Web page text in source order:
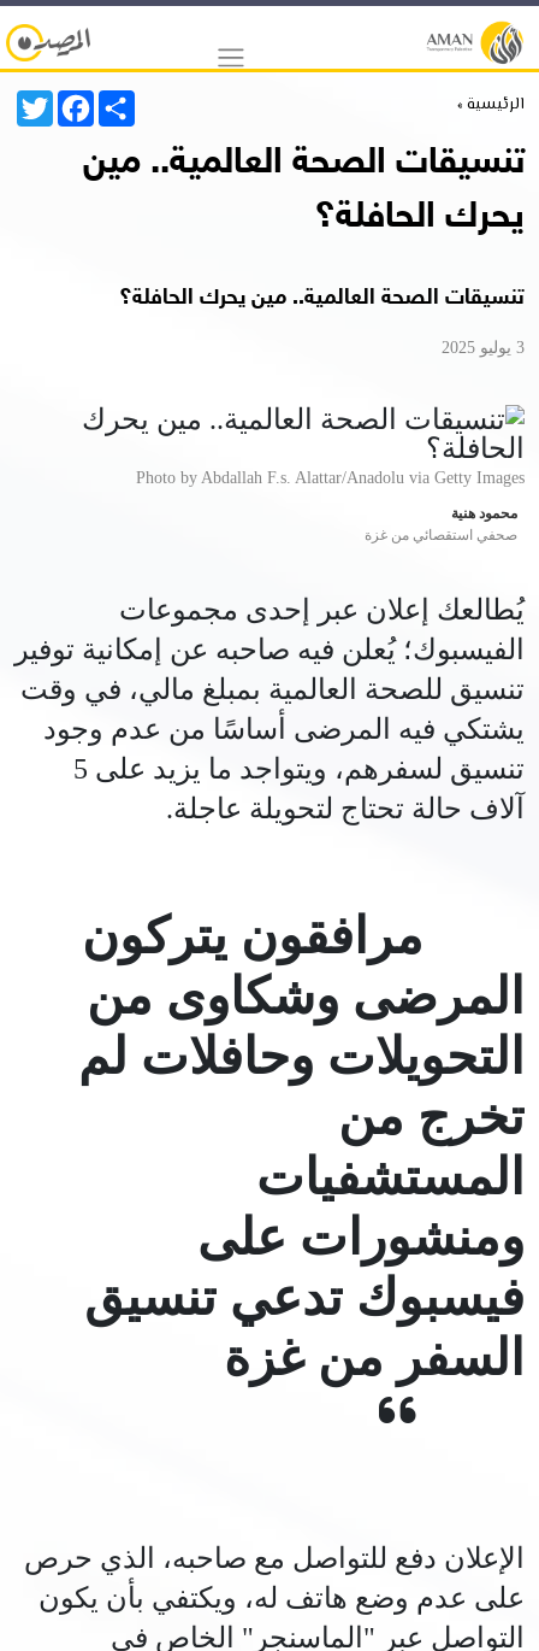
الرئيسية » FacebookShare
تنسيقات الصحة العالمية.. مين
يحرك الحافلة؟
تنسيقات الصحة العالمية.. مين يحرك الحافلة؟
3 يوليو 2025
Photo by Abdallah F.s. Alattar/Anadolu via Getty Images
محمود هنية
صحفي استقصائي من غزة
يُطالعك إعلان عبر إحدى مجموعات
الفيسبوك؛ يُعلن فيه صاحبه عن إمكانية توفير
تنسيق للصحة العالمية بمبلغ مالي، في وقت
يشتكي فيه المرضى أساسًا من عدم وجود
تنسيق لسفرهم، ويتواجد ما يزيد على 5
آلاف حالة تحتاج لتحويلة عاجلة.
مرافقون يتركون
المرضى وشكاوى من
التحويلات وحافلات لم
تخرج من
المستشفيات
ومنشورات على
فيسبوك تدعي تنسيق
السفر من غزة
الإعلان دفع للتواصل مع صاحبه، الذي حرص
على عدم وضع هاتف له، ويكتفي بأن يكون
التواصل عبر "الماسنجر" الخاص في